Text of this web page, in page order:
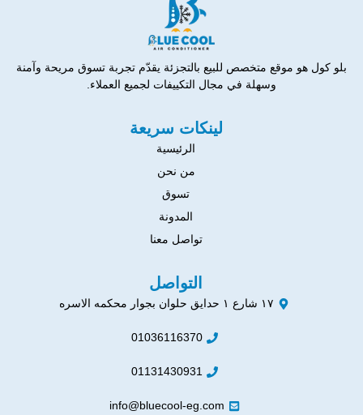
بلو كول هو موقع متخصص للبيع بالتجزئة يقدّم تجربة تسوق مريحة وآمنة
وسهلة في مجال التكييفات لجميع العملاء.
لينكات سريعة
الرئيسية
من نحن
تسوق
المدونة
تواصل معنا
التواصل
١٧ شارع ١ حدايق حلوان بجوار محكمه الاسره
01036116370
01131430931
info@bluecool-eg.com